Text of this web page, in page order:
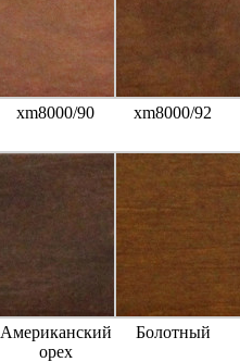
xm8000/90 xm8000/92
Американский
орех
Болотный